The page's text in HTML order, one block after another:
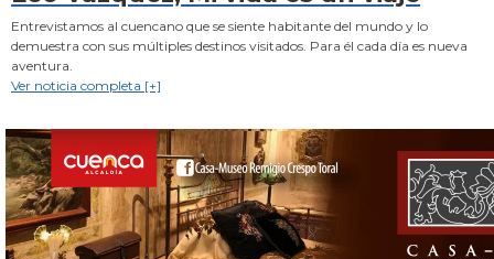
Entrevistamos al cuencano que se siente habitante del mundo y lo
demuestra con sus múltiples destinos visitados. Para él cada día es nueva
aventura.
Ver noticia completa [+]